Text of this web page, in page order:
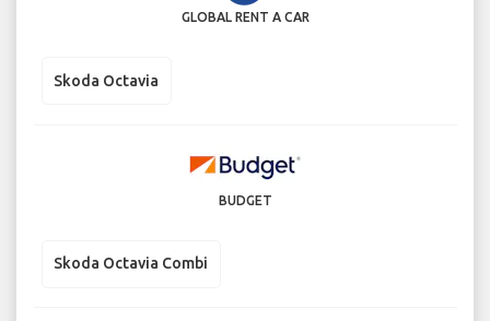
GLOBAL RENT A CAR
Skoda Octavia
BUDGET
Skoda Octavia Combi